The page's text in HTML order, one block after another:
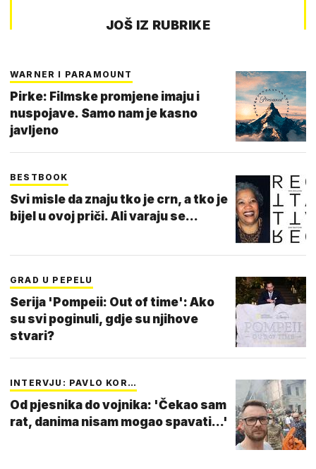
JOŠ IZ RUBRIKE
WARNER I PARAMOUNT
Pirke: Filmske promjene imaju i
nuspojave. Samo nam je kasno
javljeno
BESTBOOK
Svi misle da znaju tko je crn, a tko je
bijel u ovoj priči. Ali varaju se...
GRAD U PEPELU
Serija 'Pompeii: Out of time': Ako
su svi poginuli, gdje su njihove
stvari?
INTERVJU: PAVLO KOR…
Od pjesnika do vojnika: 'Čekao sam
rat, danima nisam mogao spavati...'